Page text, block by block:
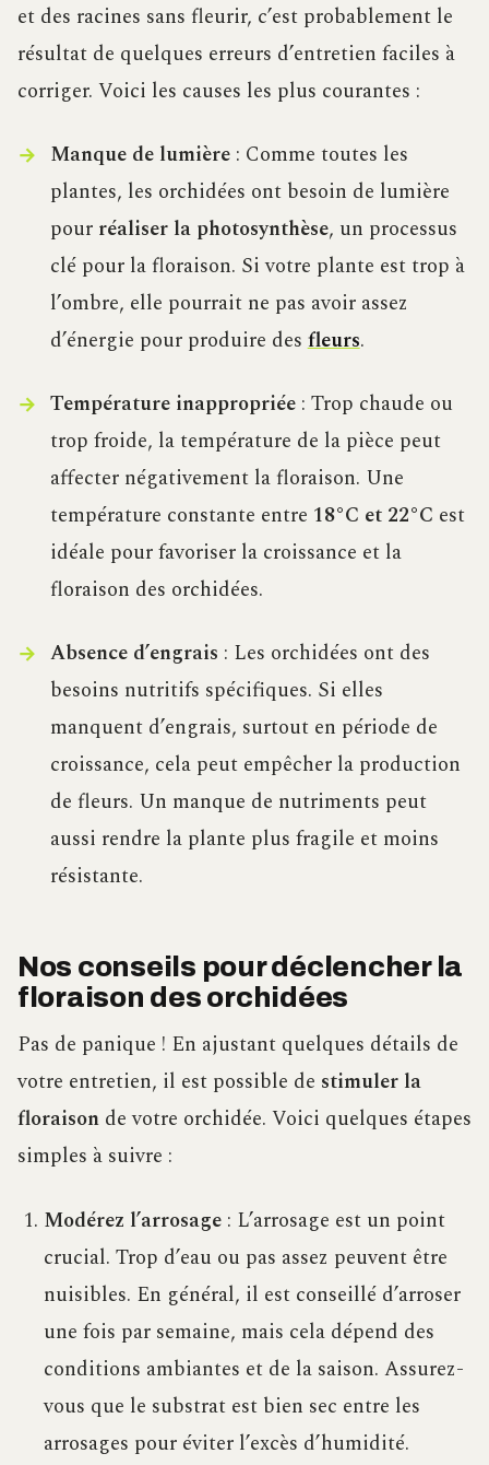
et des racines sans fleurir, c’est probablement le
résultat de quelques erreurs d’entretien faciles à
corriger. Voici les causes les plus courantes :
Manque de lumière: Comme toutes les
plantes, les orchidées ont besoin de lumière
pour réaliser la photosynthèse, un processus
clé pour la floraison. Si votre plante est trop à
l’ombre, elle pourrait ne pas avoir assez
d’énergie pour produire desfleurs.
Température inappropriée: Trop chaude ou
trop froide, la température de la pièce peut
affecter négativement la floraison. Une
température constante entre 18°C et 22°C est
idéale pour favoriser la croissance et la
floraison des orchidées.
Absence d’engrais : Les orchidées ont des
besoins nutritifs spécifiques. Si elles
manquent d’engrais, surtout en période de
croissance, cela peut empêcher la production
de fleurs. Un manque de nutriments peut
aussi rendre la plante plus fragile et moins
résistante.
Nos conseils pour déclencher la
floraison des orchidées
Pas de panique ! En ajustant quelques détails de
votre entretien, il est possible de stimuler la
floraison de votre orchidée. Voici quelques étapes
simples à suivre :
Modérez l’arrosage : L’arrosage est un point
crucial. Trop d’eau ou pas assez peuvent être
nuisibles. En général, il est conseillé d’arroser
une fois par semaine, mais cela dépend des
conditions ambiantes et de la saison. Assurez-
vous que le substrat est bien sec entre les
arrosages pour éviter l’excès d’humidité.